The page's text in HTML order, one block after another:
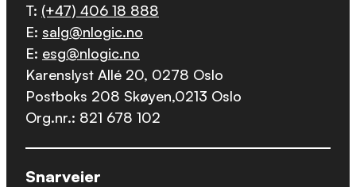
T: (+47) 406 18 888
E: salg@nlogic.no
E: esg@nlogic.no
Karenslyst Allé 20, 0278 Oslo
Postboks 208 Skøyen,0213 Oslo
Org.nr.: 821 678 102
Snarveier